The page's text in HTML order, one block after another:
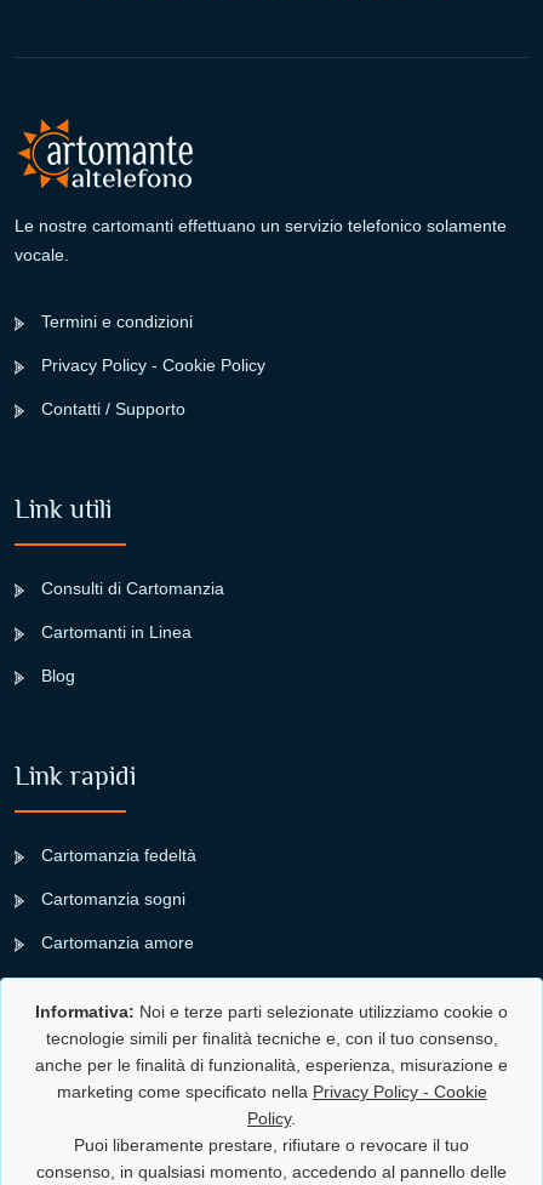
Le nostre cartomanti effettuano un servizio telefonico solamente
vocale.
Termini e condizioni
Privacy Policy - Cookie Policy
Contatti / Supporto
Link utili
Consulti di Cartomanzia
Cartomanti in Linea
Blog
Link rapidi
Cartomanzia fedeltà
Cartomanzia sogni
Cartomanzia amore
Cartomanzia lavoro
Cartomanzia denaro
Cartomante in Provincia
Informativa: Noi e terze parti selezionate utilizziamo cookie o
tecnologie simili per finalità tecniche e, con il tuo consenso,
anche per le finalità di funzionalità, esperienza, misurazione e
marketing come specificato nella Privacy Policy - Cookie
Policy.
Puoi liberamente prestare, rifiutare o revocare il tuo
consenso, in qualsiasi momento, accedendo al pannello delle